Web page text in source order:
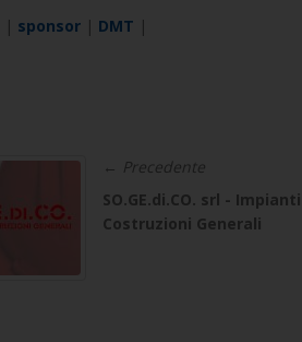
| sponsor | DMT |
← Precedente
SO.GE.di.CO. srl -
Costruzioni Generali